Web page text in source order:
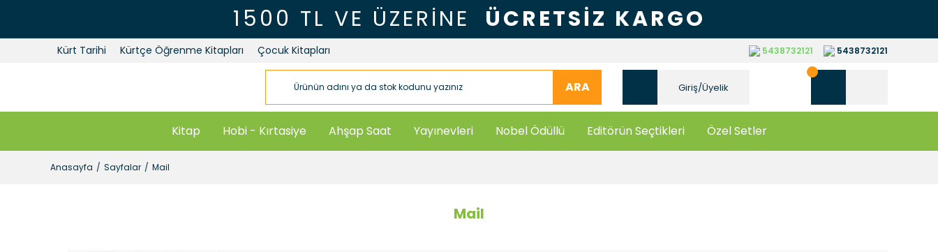
1500 TL VE ÜZERİNE ÜCRETSİZ KARGO
Kürt Tarihi Kürtçe Öğrenme Kitapları Çocuk Kitapları 5438732121 5438732121
ARA Giriş/Üyelik
Kitap Hobi - Kırtasiye Ahşap Saat Yayınevleri Nobel Ödüllü Editörün Seçtikleri Özel Setler
Anasayfa Sayfalar Mail
Mail